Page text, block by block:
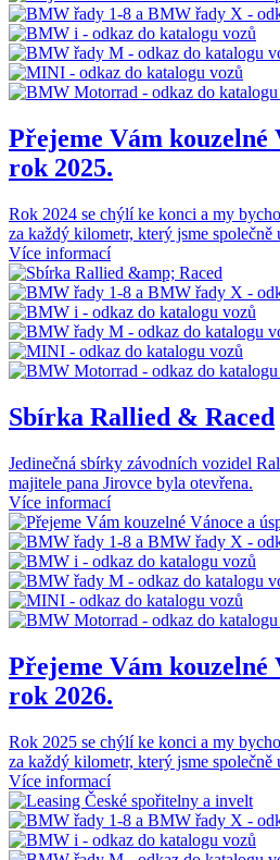
Přejeme Vám kouzelné
rok 2025.
Rok 2024 se chýlí ke konci a my
za každý kilometr, který jsme společně
Více informací
Sbírka Rallied & Raced
Jedinečná sbírky závodních vozidel
majitele pana Jirovce byla otevřena.
Více informací
Přejeme Vám kouzelné
rok 2026.
Rok 2025 se chýlí ke konci a my
za každý kilometr, který jsme společně
Více informací